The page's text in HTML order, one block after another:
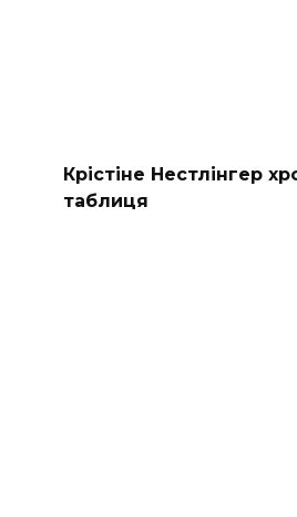
Крістіне Нестлінгер
таблиця